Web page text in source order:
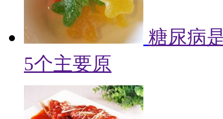
糖尿病
5个主要原